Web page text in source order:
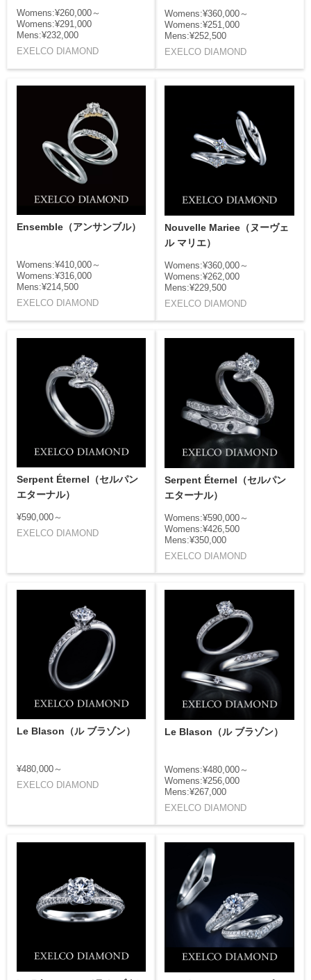
Womens:¥260,000～
Womens:¥291,000
Mens:¥232,000
EXELCO DIAMOND
Womens:¥360,000～
Womens:¥251,000
Mens:¥252,500
EXELCO DIAMOND
Ensemble（アンサンブル）
Womens:¥410,000～
Womens:¥316,000
Mens:¥214,500
EXELCO DIAMOND
Nouvelle Mariee（ヌーヴェ
ル マリエ）
Womens:¥360,000～
Womens:¥262,000
Mens:¥229,500
EXELCO DIAMOND
Serpent Éternel（セルパン
エターナル）
¥590,000～
EXELCO DIAMOND
Serpent Éternel（セルパン
エターナル）
Womens:¥590,000～
Womens:¥426,500
Mens:¥350,000
EXELCO DIAMOND
Le Blason（ル ブラゾン）
¥480,000～
EXELCO DIAMOND
Le Blason（ル ブラゾン）
Womens:¥480,000～
Womens:¥256,000
Mens:¥267,000
EXELCO DIAMOND